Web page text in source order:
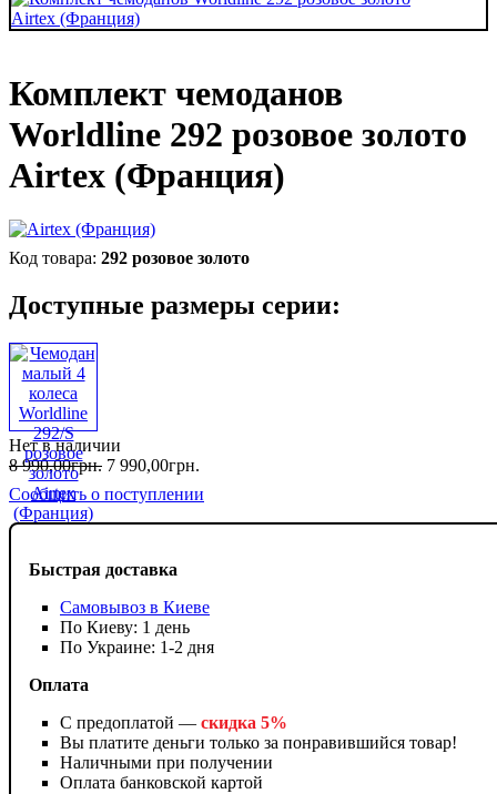
Комплект чемоданов
Worldline 292 розовое золото
Airtex (Франция)
Быстрая доставка
Самовывоз в Киеве
По Киеву: 1 день
По Украине: 1-2 дня
Оплата
С предоплатой — скидка 5%
Вы платите деньги только за понравившийся товар!
Наличными при получении
Оплата банковской картой
292 розовое золото
Доступные размеры серии:
Нет в наличии
8 990,00грн. 7 990,00грн.
Сообщить о поступлении